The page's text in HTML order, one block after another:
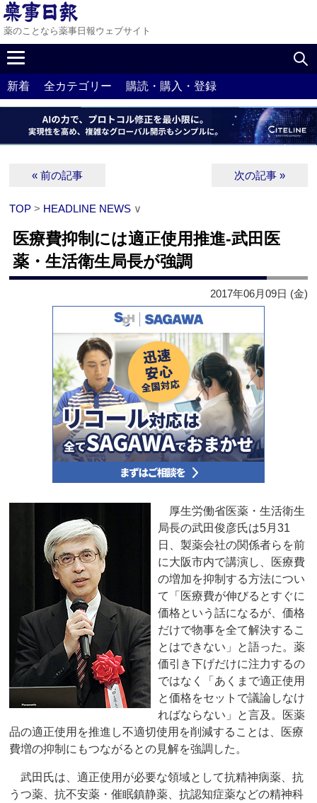
薬のことなら薬事日報ウェブサイト
新着 全カテゴリー 購読・購入・登録
« 前の記事 次の記事 »
TOP > HEADLINE NEWS ∨
医療費抑制には適正使用推進‐武田医
薬・生活衛生局長が強調
2017年06月09日 (金)
厚生労働省医薬・生活衛生
局長の武田俊彦氏は5月31
日、製薬会社の関係者らを前
に大阪市内で講演し、医療費
の増加を抑制する方法につい
て「医療費が伸びるとすぐに
価格という話になるが、価格
だけで物事を全て解決するこ
とはできない」と語った。薬
価引き下げだけに注力するの
ではなく「あくまで適正使用
と価格をセットで議論しなけ
ればならない」と言及。医薬
品の適正使用を推進し不適切使用を削減することは、医療
費増の抑制にもつながるとの見解を強調した。
武田氏は、適正使用が必要な領域として抗精神病薬、抗
うつ薬、抗不安薬・催眠鎮静薬、抗認知症薬などの精神科